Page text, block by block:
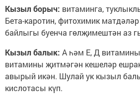
Кызыл борыч: витаминга,
Бета-каротин, фитохимик
байлыгы буенча гөлҗимештән аз
Кызыл балык: А һәм Е, Д
витамины җитмәгән кешеләр
авырый икән. Шулай ук кызыл
кислотасы күп.